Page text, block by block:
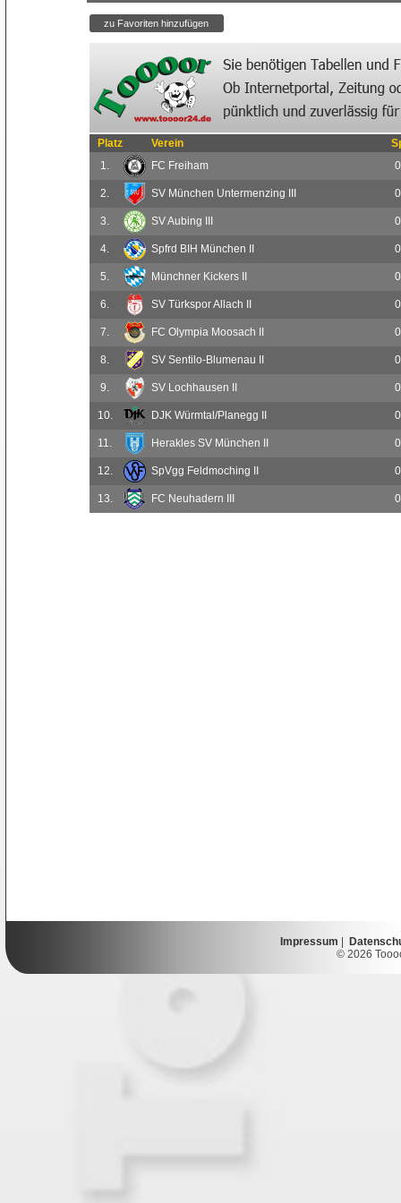
Platz Verein
1.
FC Freiham 0
2. SV München Untermenzing III 0
3. SV Aubing III 0
4. Spfrd BIH München II 0
5. Münchner Kickers II 0
6. SV Türkspor Allach II 0
7. FC Olympia Moosach II 0
8. SV Sentilo-Blumenau II 0
9. SV Lochhausen II 0
10. DJK Würmtal/Planegg II 0
11. Herakles SV München II 0
12. SpVgg Feldmoching II 0
13. FC Neuhadern III 0
Impressum
© 2026